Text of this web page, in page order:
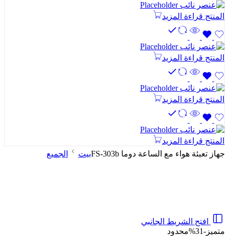
المنتج قراءة المزيد
المنتج قراءة المزيد
المنتج قراءة المزيد
المنتج قراءة المزيد
جهاز تعبئة هواء مع الساعة دوما FS-303b
بيت الجميع
افتح الشريط الجانبي
متميز -31% محدود